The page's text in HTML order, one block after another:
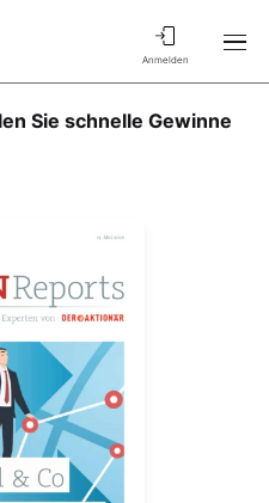
Anmelden
Sie schnelle Gewinne